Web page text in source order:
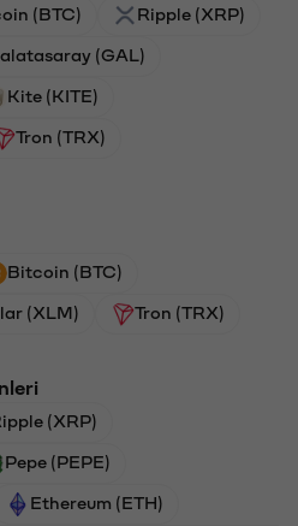
(BTC) Ripple (XRP)
(GAL)
Kite (KITE)
Tron (TRX)
Bitcoin (BTC)
(XLM) Tron (TRX)
(XRP)
Pepe (PEPE)
Ethereum (ETH)